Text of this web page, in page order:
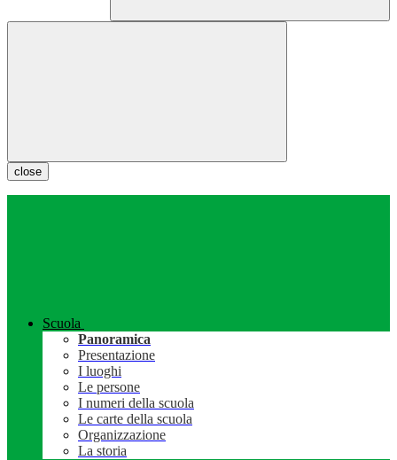
close
Scuola
Panoramica
Presentazione
I luoghi
Le persone
I numeri della scuola
Le carte della scuola
Organizzazione
La storia